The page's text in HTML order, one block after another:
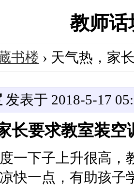
教师话
书楼 › 天气热，家
发表于 2018-5-17
长要求教室装空
一下子上升很高，
快一点，有助孩子